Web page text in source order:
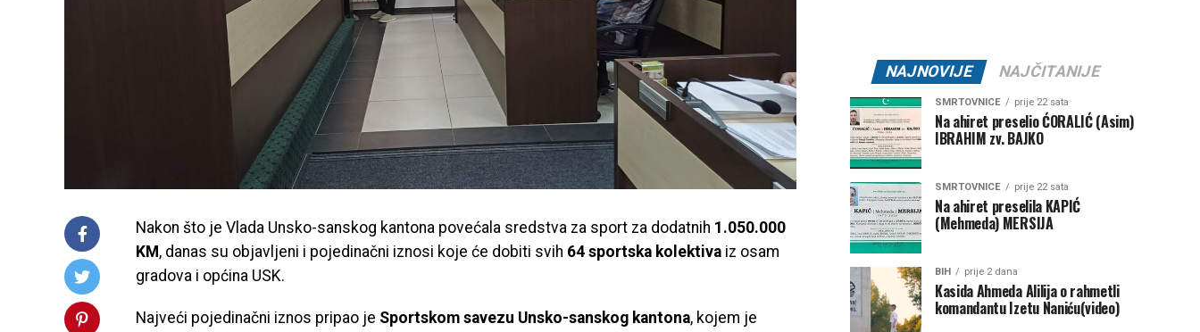
Nakon što je Vlada Unsko-sanskog kantona povećala sredstva za sport za dodatnih 1.050.000
KM , danas su objavljeni i pojedinačni iznosi koje će dobiti svih 64 sportska kolektiva iz osam
gradova i općina USK.
Najveći pojedinačni iznos pripao je Sportskom savezu Unsko-sanskog kantona, kojem je
NAJNOVIJE NAJČITANIJE
SMRTOVNICE prije 22 sata
Na ahiret preselio ĆORALIĆ (Asim)
IBRAHIM zv. BAJKO
SMRTOVNICE prije 22 sata
Na ahiret preselila KAPIĆ
(Mehmeda) MERSIJA
BIH prije 2 dana
Kasida Ahmeda Alilija o rahmetli
komandantu Izetu Naniću(video)